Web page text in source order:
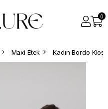
0
Maxi Etek Kadın Bordo Kloş